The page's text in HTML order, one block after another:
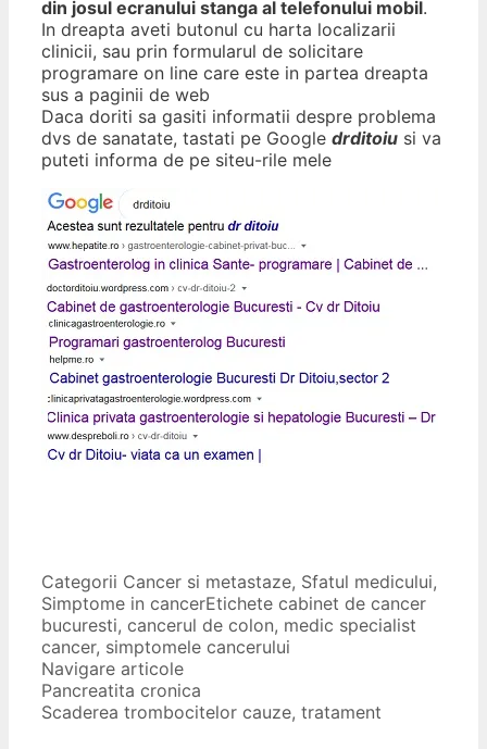
din josul ecranului stanga al telefonului mobil.
In dreapta aveti butonul cu harta localizarii
clinicii, sau prin formularul de solicitare
programare on line care este in partea dreapta
sus a paginii de web
Daca doriti sa gasiti informatii despre problema
dvs de sanatate, tastati pe Google drditoiu si va
puteti informa de pe siteu-rile mele
Categorii Cancer si metastaze, Sfatul medicului,
Simptome in cancerEtichete cabinet de cancer
bucuresti, cancerul de colon, medic specialist
cancer, simptomele cancerului
Navigare articole
Pancreatita cronica
Scaderea trombocitelor cauze, tratament